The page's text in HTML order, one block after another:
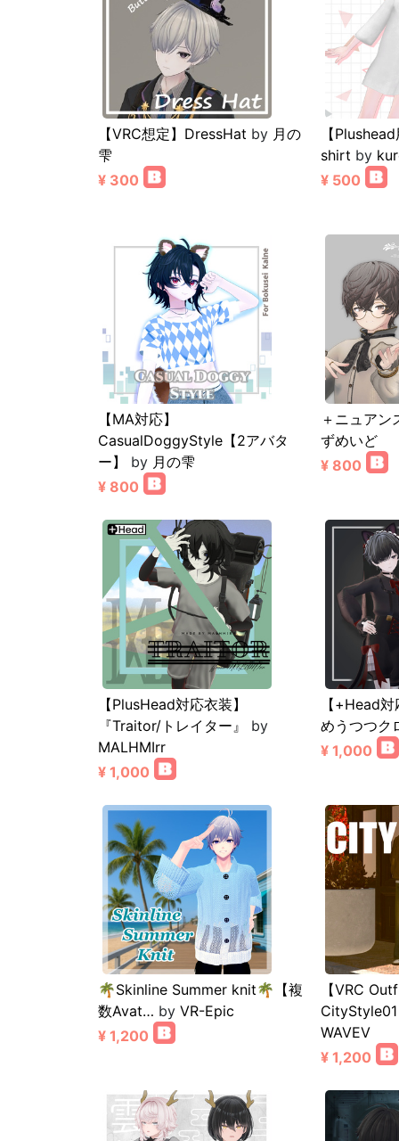
【VRC想定】DressHat by 月の
雫
¥ 300
【
shirt by
¥ 500
【MA対応】
CasualDoggyStyle【2アバタ
ー】
by 月の雫
¥ 800
＋ニュアン
ずめいど
¥ 800
【PlusHead対応衣装】
『Traitor/トレイター』
by
MALHMIrr
¥ 1,000
【+Head
めうつつク
¥ 1,000
🌴Skinline Summer knit🌴【複
数Avat… by VR-Epic
¥ 1,200
【VRC
WAVEV
¥ 1,200